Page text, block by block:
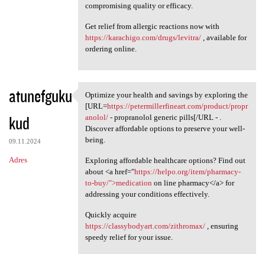
compromising quality or efficacy.
Get relief from allergic reactions now with
https://karachigo.com/drugs/levitra/, available for
ordering online.
atunefguku
kud
09.11.2024
Adres
Optimize your health and
Optimize your health and savings by exploring the
[URL=https://petermillerfineart.com/product/propr
anolol/- propranolol generic pills[/URL - .
Discover affordable options to preserve your well-
being.
Exploring affordable healthcare options? Find out
about <a href="https://helpo.org/item/pharmacy-
to-buy/">medication on line pharmacy</a> for
addressing your conditions effectively.
Quickly acquire
https://classybodyart.com/zithromax/, ensuring
speedy relief for your issue.